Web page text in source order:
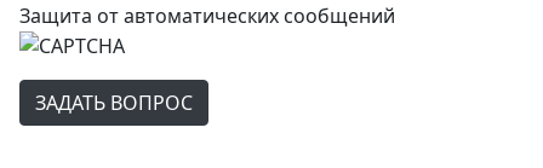
Защита от автоматических сообщений